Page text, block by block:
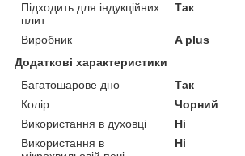
Підходить для індукційних
плит
Так
Виробник
A plus
Додаткові характеристики
Багатошарове дно
Так
Колір
Чорний
Використання в духовці
Ні
Використання в
Ні